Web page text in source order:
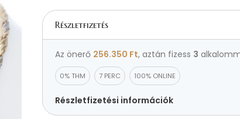
Részletfizetés
Az önerő 256.350 Ft, aztán fizess 3
0% THM 7 PERC 100% ONLINE
Részletfizetési információk